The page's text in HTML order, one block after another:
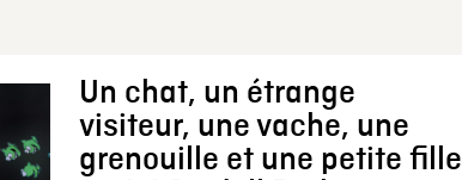
Un chat, un étrange
visiteur, une vache, une
grenouille et une petite fille